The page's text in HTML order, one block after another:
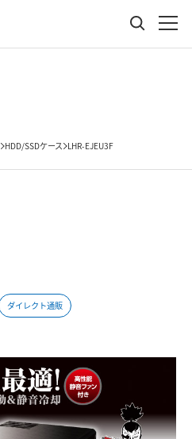
HDD/SSDケース LHR-EJEU3F
ダイレクト通販